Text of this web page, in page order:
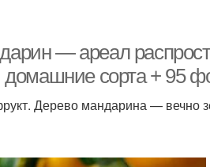
— ареал
домашние сорта + 95
Дерево мандарина — вечно